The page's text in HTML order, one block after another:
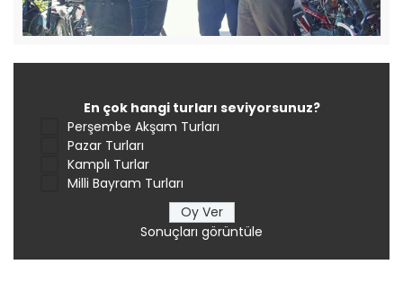
En çok hangi turları seviyorsunuz?
Perşembe Akşam Turları
Pazar Turları
Kamplı Turlar
Milli Bayram Turları
Sonuçları görüntüle